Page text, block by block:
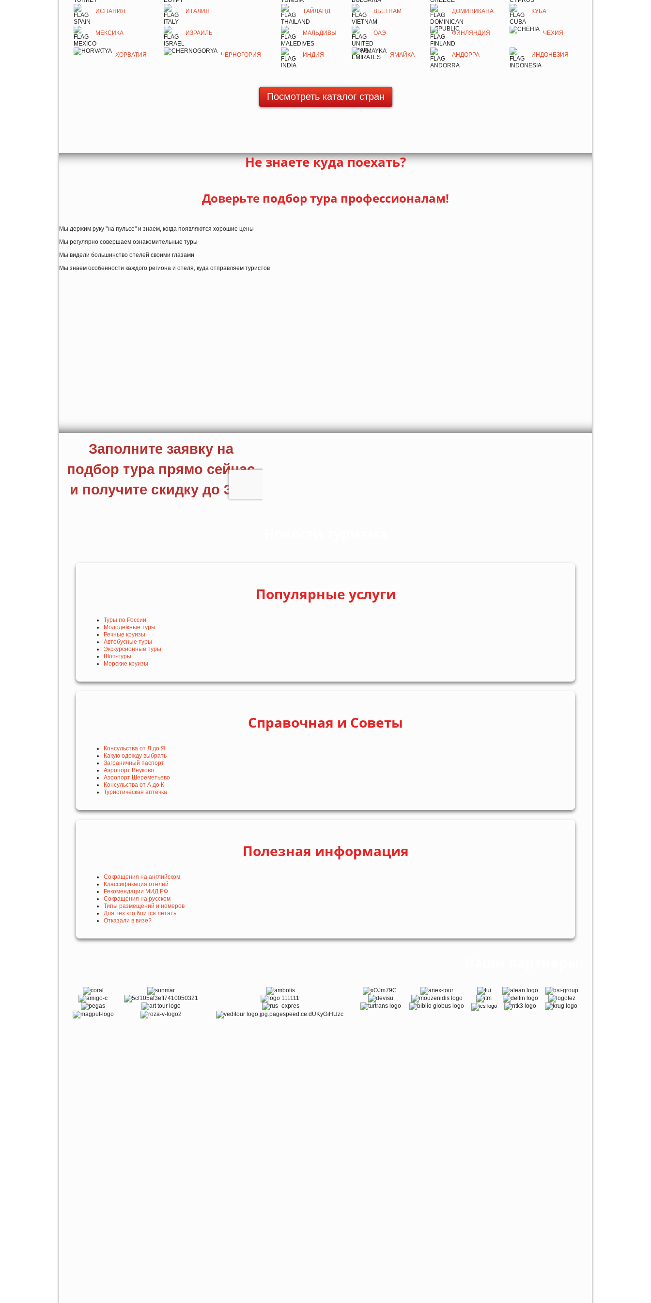
ИСПАНИЯ ИТАЛИЯ ТАЙЛАНД ВЬЕТНАМ ДОМИНИКАНА КУБА
МЕКСИКА ИЗРАИЛЬ МАЛЬДИВЫ ОАЭ ФИНЛЯНДИЯ ЧЕХИЯ
ХОРВАТИЯ ЧЕРНОГОРИЯ ИНДИЯ ЯМАЙКА АНДОРРА ИНДОНЕЗИЯ
Посмотреть каталог стран
Не знаете куда поехать?
Доверьте подбор тура профессионалам!
Мы держим руку "на пульсе" и знаем, когда появляются хорошие цены
Мы регулярно совершаем ознакомительные туры
Мы видели большинство отелей своими глазами
Мы знаем особенности каждого региона и отеля, куда отправляем туристов
Популярные услуги
Туры по России
Молодежные туры
Речные круизы
Автобусные туры
Экскурсионные туры
Шоп-туры
Морские круизы
Справочная и Советы
Консульства от Л до Я
Какую одежду выбрать
Заграничный паспорт
Аэропорт Внуково
Аэропорт Шереметьево
Консульства от А до К
Туристическая аптечка
Полезная информация
Сокращения на английском
Классификация отелей
Рекомендации МИД РФ
Сокращения на русском
Типы размещений и номеров
Для тех кто боится летать
Отказали в визе?